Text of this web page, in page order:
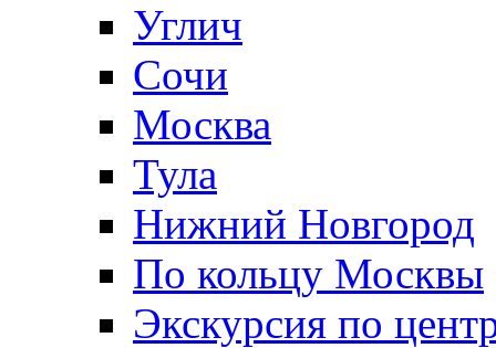
Углич
Сочи
Москва
Тула
Нижний Новгород
По кольцу Москвы
Экскурсия по